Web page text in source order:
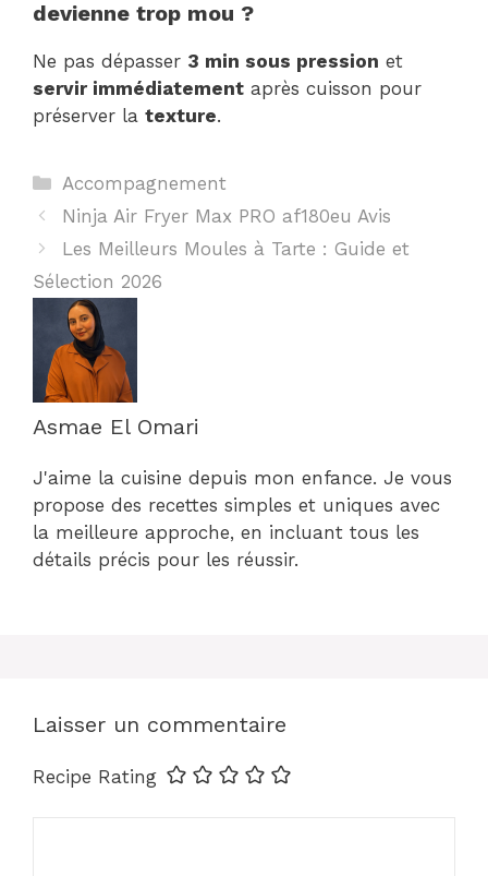
devienne trop mou ?
Ne pas dépasser 3 min sous pression et
servir immédiatement après cuisson pour
préserver la texture.
Catégories
Accompagnement
Ninja Air Fryer Max PRO af180eu Avis
Les Meilleurs Moules à Tarte : Guide et
Sélection 2026
Asmae El Omari
J'aime la cuisine depuis mon enfance. Je vous
propose des recettes simples et uniques avec
la meilleure approche, en incluant tous les
détails précis pour les réussir.
Laisser un commentaire
Recipe Rating